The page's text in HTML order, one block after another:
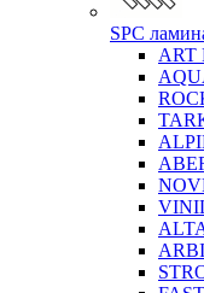
SPC
ART